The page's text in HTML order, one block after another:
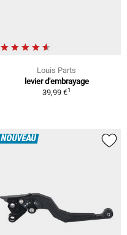
Louis Parts
levier d'embrayage
39,99 €1
NOUVEAU